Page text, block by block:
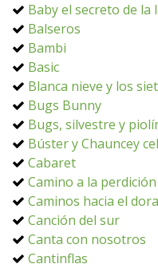
Baby el secreto de la
Balseros
Bambi
Basic
Blanca nieve y los
Bugs Bunny
Bugs, silvestre y
Búster y Chauncey
Cabaret
Camino a la perdición
Caminos hacia el
Canción del sur
Canta con nosotros
Cantinflas